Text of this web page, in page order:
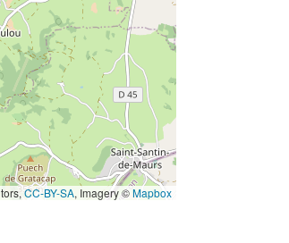
CC-BY-SA, Imagery ©Mapbox